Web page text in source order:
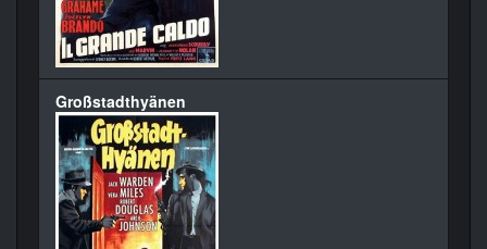
Großstadthyänen